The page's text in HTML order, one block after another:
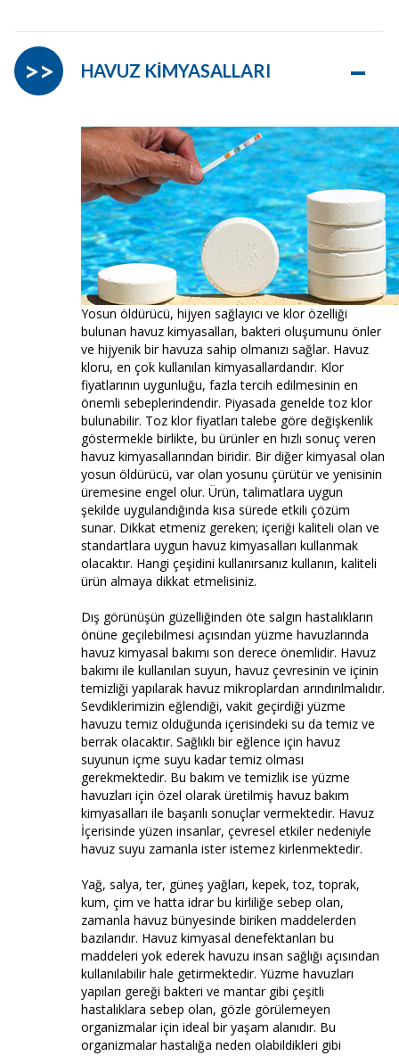
HAVUZ KİMYASALLARI –
>>
Yosun öldürücü, hijyen sağlayıcı ve klor özelliği
bulunan havuz kimyasalları, bakteri oluşumunu önler
ve hijyenik bir havuza sahip olmanızı sağlar. Havuz
kloru, en çok kullanılan kimyasallardandır. Klor
fiyatlarının uygunluğu, fazla tercih edilmesinin en
önemli sebeplerindendir. Piyasada genelde toz klor
bulunabilir. Toz klor fiyatları talebe göre değişkenlik
göstermekle birlikte, bu ürünler en hızlı sonuç veren
havuz kimyasallarından biridir. Bir diğer kimyasal olan
yosun öldürücü, var olan yosunu çürütür ve yenisinin
üremesine engel olur. Ürün, talimatlara uygun
şekilde uygulandığında kısa sürede etkili çözüm
sunar. Dikkat etmeniz gereken; içeriği kaliteli olan ve
standartlara uygun havuz kimyasalları kullanmak
olacaktır. Hangi çeşidini kullanırsanız kullanın, kaliteli
ürün almaya dikkat etmelisiniz.
Dış görünüşün güzelliğinden öte salgın hastalıkların
önüne geçilebilmesi açısından yüzme havuzlarında
havuz kimyasal bakımı son derece önemlidir. Havuz
bakımı ile kullanılan suyun, havuz çevresinin ve içinin
temizliği yapılarak havuz mikroplardan arındırılmalıdır.
Sevdiklerimizin eğlendiği, vakit geçirdiği yüzme
havuzu temiz olduğunda içerisindeki su da temiz ve
berrak olacaktır. Sağlıklı bir eğlence için havuz
suyunun içme suyu kadar temiz olması
gerekmektedir. Bu bakım ve temizlik ise yüzme
havuzları için özel olarak üretilmiş havuz bakım
kimyasalları ile başarılı sonuçlar vermektedir. Havuz
İçerisinde yüzen insanlar, çevresel etkiler nedeniyle
havuz suyu zamanla ister istemez kirlenmektedir.
Yağ, salya, ter, güneş yağları, kepek, toz, toprak,
kum, çim ve hatta idrar bu kirliliğe sebep olan,
zamanla havuz bünyesinde biriken maddelerden
bazılarıdır. Havuz kimyasal denefektanları bu
maddeleri yok ederek havuzu insan sağlığı açısından
kullanılabilir hale getirmektedir. Yüzme havuzları
yapıları gereği bakteri ve mantar gibi çeşitli
hastalıklara sebep olan, gözle görülemeyen
organizmalar için ideal bir yaşam alanıdır. Bu
organizmalar hastalığa neden olabildikleri gibi